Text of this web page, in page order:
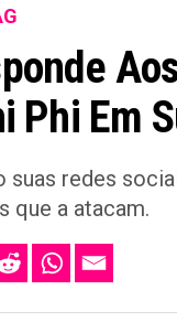
Phi Em
suas redes
que a atacam.